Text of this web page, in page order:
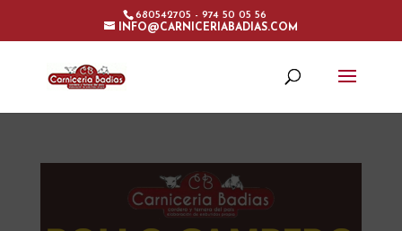
680542705 - 974 50 05 56
INFO@CARNICERIABADIAS.COM